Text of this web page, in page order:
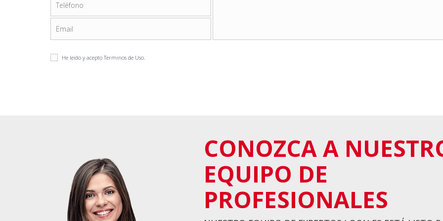
He leido y aceptoTerminos de Uso.
CONOZCA A
EQUIPO DE
PROFESIONALES